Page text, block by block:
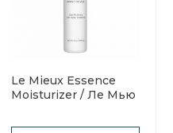
Le Mieux Essence
Moisturizer / Ле Мью
Эссенс